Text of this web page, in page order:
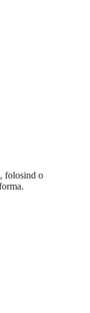
folosind o